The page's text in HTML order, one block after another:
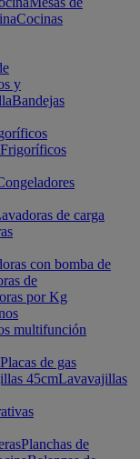
Cocinas
y
Bandejas
Frigoríficos
de carga
con bomba de
de
por Kg
multifunción
Placas de gas
45cmLavavajillas
Planchas de